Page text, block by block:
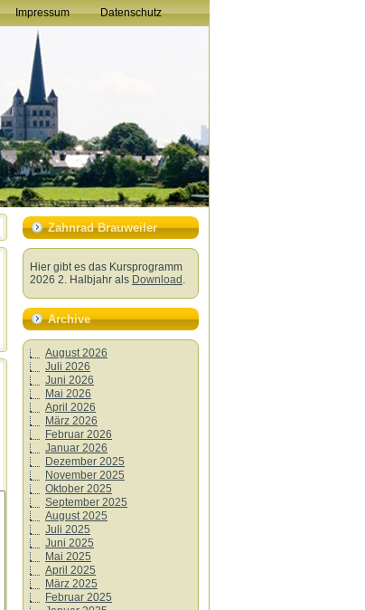
Impressum Datenschutz
Zahnrad Brauweiler
Hier gibt es das Kursprogramm
2026 2. Halbjahr als Download .
Archive
August 2026
Juli 2026
Juni 2026
Mai 2026
April 2026
März 2026
Februar 2026
Januar 2026
Dezember 2025
November 2025
Oktober 2025
September 2025
August 2025
Juli 2025
Juni 2025
Mai 2025
April 2025
März 2025
Februar 2025